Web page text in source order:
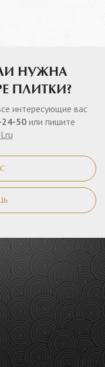
НУЖНА
ПЛИТКИ?
интересующие вас
24-50 или пишите